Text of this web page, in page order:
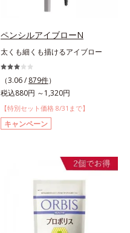
ペンシルアイブローN
太くも細くも描けるアイブロー
（3.06 / 879件）
税込880円 ～1,320円
【特別セット価格 8/31まで】
キャンペーン